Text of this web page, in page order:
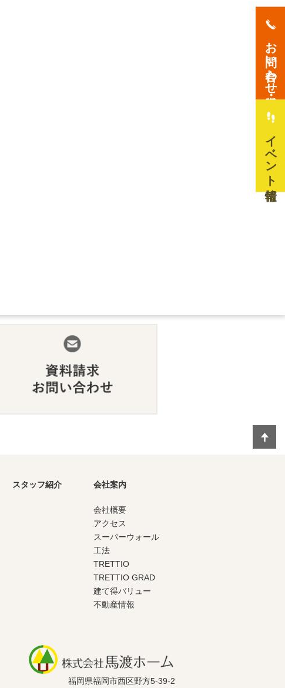
スタッフ紹介 会社案内
会社概要
アクセス
スーパーウォール
工法
TRETTIO
TRETTIO GRAD
建て得バリュー
不動産情報
福岡県福岡市西区野方5-39-2
お問い合わせ・資料請求
イベント情報